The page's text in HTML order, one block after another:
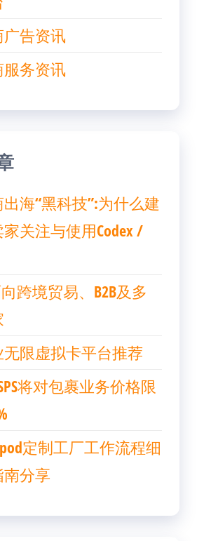
告资讯
务资讯
海“黑科技”:为什么建
关注与使用Codex /
向跨境贸易、B2B及多
限虚拟卡平台推荐
将对包裹业务价格限
定制工厂工作流程细
分享